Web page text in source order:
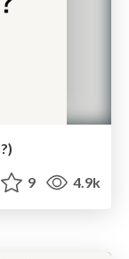
9 4.9k